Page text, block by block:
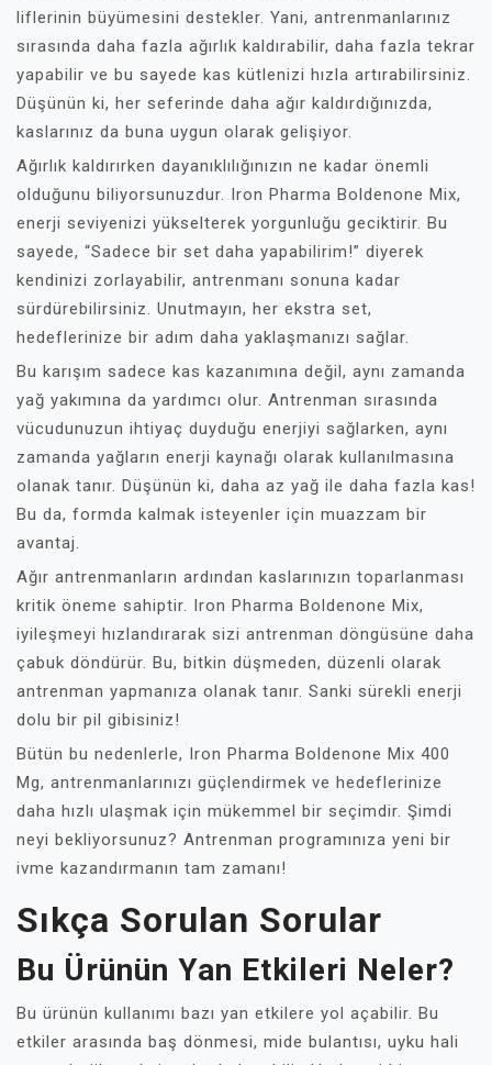
liflerinin büyümesini destekler. Yani, antrenmanlarınız
sırasında daha fazla ağırlık kaldırabilir, daha fazla tekrar
yapabilir ve bu sayede kas kütlenizi hızla artırabilirsiniz.
Düşünün ki, her seferinde daha ağır kaldırdığınızda,
kaslarınız da buna uygun olarak gelişiyor.
Ağırlık kaldırırken dayanıklılığınızın ne kadar önemli
olduğunu biliyorsunuzdur. Iron Pharma Boldenone Mix,
enerji seviyenizi yükselterek yorgunluğu geciktirir. Bu
sayede, “Sadece bir set daha yapabilirim!” diyerek
kendinizi zorlayabilir, antrenmanı sonuna kadar
sürdürebilirsiniz. Unutmayın, her ekstra set,
hedeflerinize bir adım daha yaklaşmanızı sağlar.
Bu karışım sadece kas kazanımına değil, aynı zamanda
yağ yakımına da yardımcı olur. Antrenman sırasında
vücudunuzun ihtiyaç duyduğu enerjiyi sağlarken, aynı
zamanda yağların enerji kaynağı olarak kullanılmasına
olanak tanır. Düşünün ki, daha az yağ ile daha fazla kas!
Bu da, formda kalmak isteyenler için muazzam bir
avantaj.
Ağır antrenmanların ardından kaslarınızın toparlanması
kritik öneme sahiptir. Iron Pharma Boldenone Mix,
iyileşmeyi hızlandırarak sizi antrenman döngüsüne daha
çabuk döndürür. Bu, bitkin düşmeden, düzenli olarak
antrenman yapmanıza olanak tanır. Sanki sürekli enerji
dolu bir pil gibisiniz!
Bütün bu nedenlerle, Iron Pharma Boldenone Mix 400
Mg, antrenmanlarınızı güçlendirmek ve hedeflerinize
daha hızlı ulaşmak için mükemmel bir seçimdir. Şimdi
neyi bekliyorsunuz? Antrenman programınıza yeni bir
ivme kazandırmanın tam zamanı!
Sıkça Sorulan Sorular
Bu Ürünün Yan Etkileri Neler?
Bu ürünün kullanımı bazı yan etkilere yol açabilir. Bu
etkiler arasında baş dönmesi, mide bulantısı, uyku hali